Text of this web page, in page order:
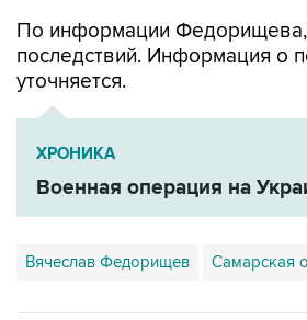
По информации Федорищева,
последствий. Информация о
уточняется.
ХРОНИКА
Военная операция на
Вячеслав Федорищев Самарская